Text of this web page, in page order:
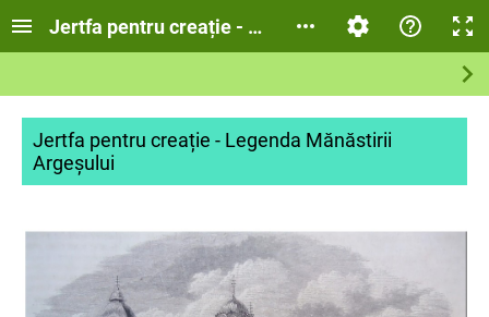
Jertfa pentru creație - Legenda Mănăstirii
Jertfa pentru creație - Legenda Mănăstirii
Argeșului